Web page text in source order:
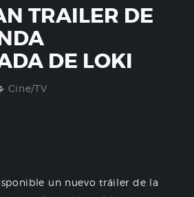
TRAILER DE
DE LOKI
Cine/TV
un nuevo tráiler de la